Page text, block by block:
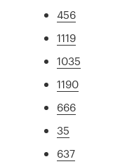
456
1119
1035
1190
666
35
637